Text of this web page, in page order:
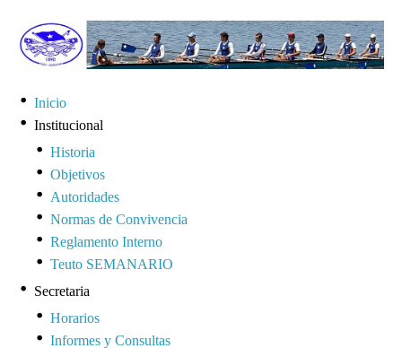
Inicio
Institucional
Historia
Objetivos
Autoridades
Normas de Convivencia
Reglamento Interno
Teuto SEMANARIO
Secretaria
Horarios
Informes y Consultas